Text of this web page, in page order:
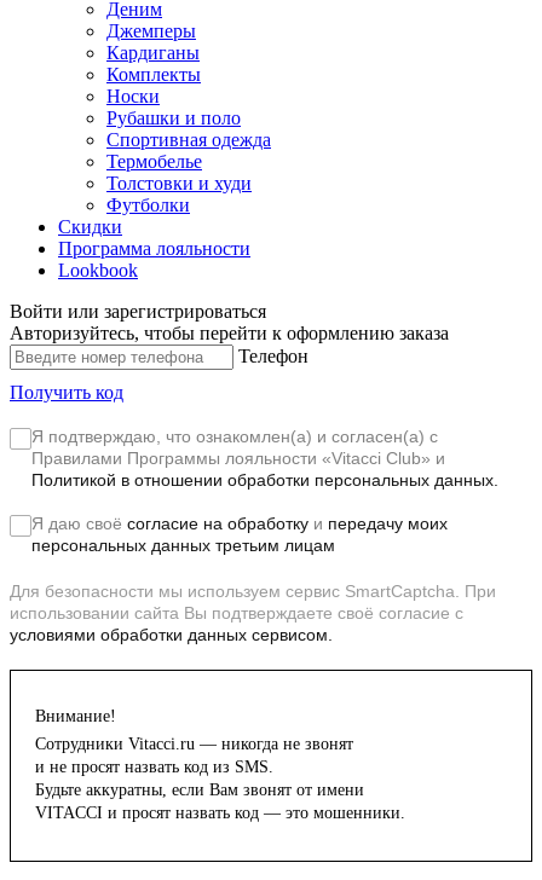
Деним
Джемперы
Кардиганы
Комплекты
Носки
Рубашки и поло
Спортивная одежда
Термобелье
Толстовки и худи
Футболки
Скидки
Программа лояльности
Lookbook
Войти или зарегистрироваться
Авторизуйтесь, чтобы перейти к оформлению заказа
Телефон
Получить код
Я подтверждаю, что ознакомлен(а) и согласен(а) с
Правилами Программы лояльности «Vitacci Club» и
Политикой в отношении обработки персональных данных.
Я даю своё согласие на обработку и передачу моих
персональных данных третьим лицам
Для безопасности мы используем сервис SmartCaptcha. При
использовании сайта Вы подтверждаете своё согласие с
условиями обработки данных сервисом.
Внимание!
Сотрудники Vitacci.ru — никогда не звонят
и не просят назвать код из SMS.
Будьте аккуратны, если Вам звонят от имени
VITACCI и просят назвать код — это мошенники.